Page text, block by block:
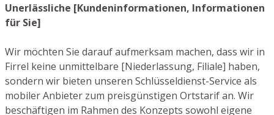
Unerlässliche [Kundeninformationen, Informationen
für Sie]
Wir möchten Sie darauf aufmerksam machen, dass wir in
Firrel keine unmittelbare [Niederlassung, Filiale] haben,
sondern wir bieten unseren Schlüsseldienst-Service als
mobiler Anbieter zum preisgünstigen Ortstarif an. Wir
beschäftigen im Rahmen des Konzepts sowohl eigene